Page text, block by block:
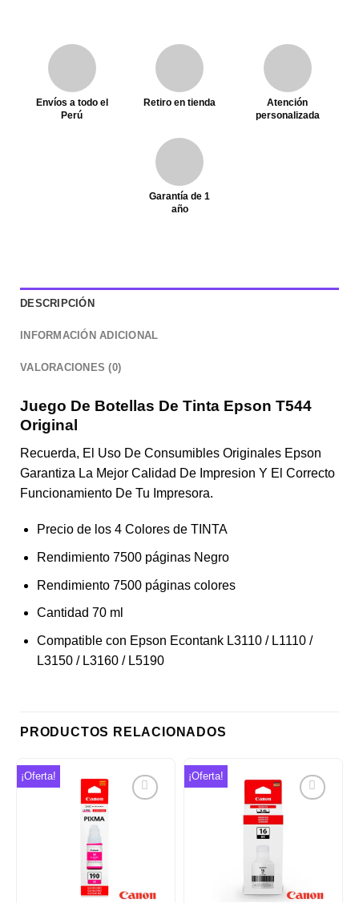
Envíos a todo el
Perú
Retiro en tienda
Atención
personalizada
Garantía de 1
año
DESCRIPCIÓN
INFORMACIÓN ADICIONAL
VALORACIONES (0)
Juego De Botellas De Tinta Epson T544
Original
Recuerda, El Uso De Consumibles Originales Epson
Garantiza La Mejor Calidad De Impresion Y El Correcto
Funcionamiento De Tu Impresora.
Precio de los 4 Colores de TINTA
Rendimiento 7500 páginas Negro
Rendimiento 7500 páginas colores
Cantidad 70 ml
Compatible con Epson Econtank L3110 / L1110 /
L3150 / L3160 / L5190
PRODUCTOS RELACIONADOS
¡Oferta! ¡Oferta!